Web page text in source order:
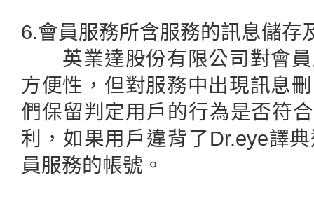
6.會員服務所含服務的訊息儲存
英業達股份有限公司對會員
方便性，但對服務中出現訊息
們保留判定用戶的行為是否符
利，如果用戶違背了Dr.eye譯
員服務的帳號。